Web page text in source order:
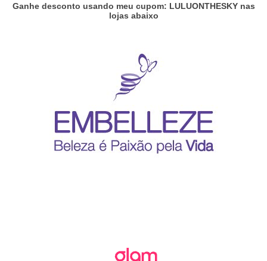
Ganhe desconto usando meu cupom: LULUONTHESKY nas
lojas abaixo